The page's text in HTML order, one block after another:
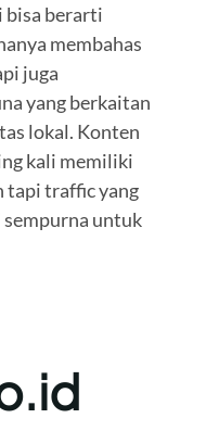
bisa berarti
membahas
juga
yang berkaitan
lokal. Konten
kali memiliki
tapi traffic yang
untuk